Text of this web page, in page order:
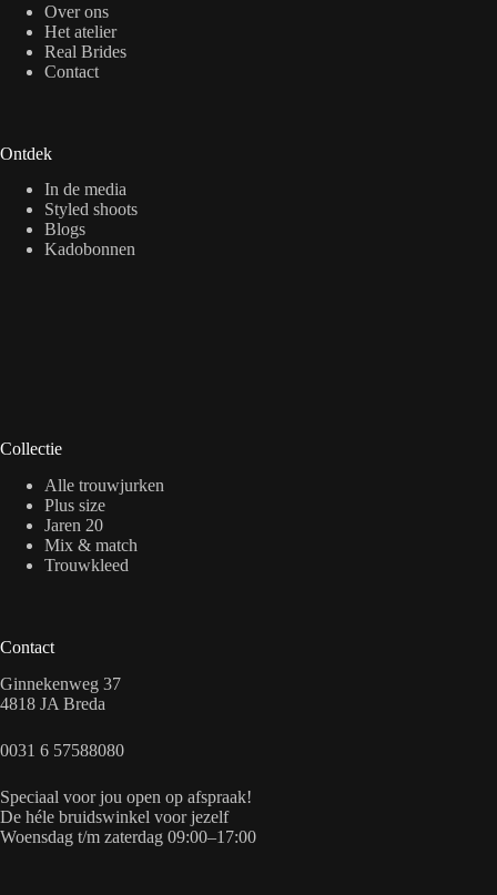
Over ons
Het atelier
Real Brides
Contact
Ontdek
In de media
Styled shoots
Blogs
Kadobonnen
Collectie
Alle trouwjurken
Plus size
Jaren 20
Mix & match
Trouwkleed
Contact
Ginnekenweg 37
4818 JA Breda
0031 6 57588080
Speciaal voor jou open op afspraak!
De héle bruidswinkel voor jezelf
Woensdag t/m zaterdag 09:00–17:00